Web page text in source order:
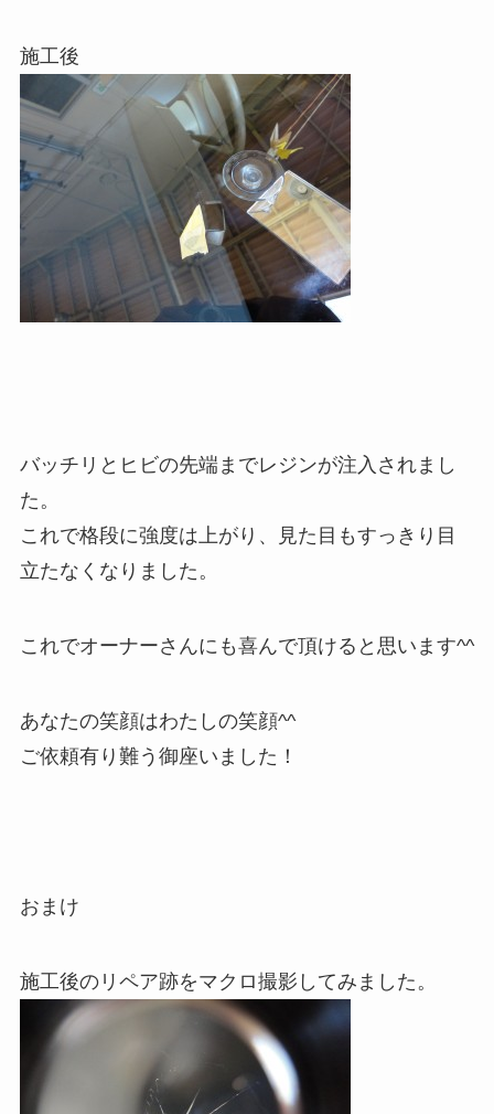
施工後
バッチリとヒビの先端までレジンが注入されまし
た。
これで格段に強度は上がり、見た目もすっきり目
立たなくなりました。
これでオーナーさんにも喜んで頂けると思います^^
あなたの笑顔はわたしの笑顔^^
ご依頼有り難う御座いました！
おまけ
施工後のリペア跡をマクロ撮影してみました。